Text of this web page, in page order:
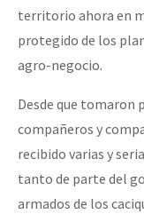
territorio ahora en
protegido de los
agro-negocio.
Desde que tomaron
compañeros y
recibido varias y
tanto de parte del
armados de los